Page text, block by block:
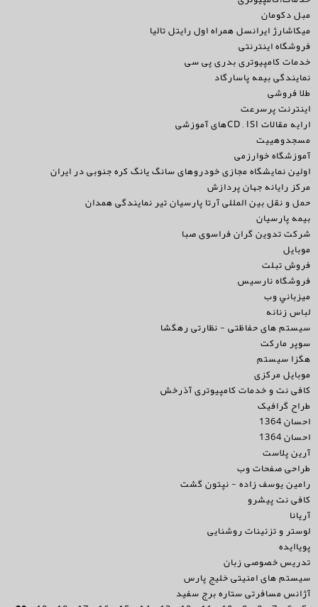
مبل دکومان
میکاشارژ ایرانسل همراه اول رایتل تالیا
فروشگاه اینترنتی
خدمات کامپیوتری بدری پی سی
نمایندگی بیمه پاسارگاد
طلا فروشی
اینترنت پرسرعت
ارایه مقالات CD , ISIهای آموزشی
مسجدوهییت
آموزشگاه خوارزمی
اولین نمایشگاه مجازی خودروهای سانگ یانگ کره جنوبی در ایران
مرکز رایانه جهان پردازش
حمل و نقل بین المللی آرتا پارسیان تیر نمایندگی همدان
بیمه پارسیان
شرکت تدوین گران فراسوی صبا
موبایل
فروش تبلت
فروشگاه نارسیس
ميزباني وب
لباس زنانه
سیستم های حفاظتی - نظارتی رهگشا
سوپر مارکت
هگزا سیستم
موبايل مركزى
کافی نت و خدمات کامپیوتری آذرخش
طراح گرافیک
احسان 1364
احسان 1364
آرین پلاست
طراحی صفحات وب
رامین یوسف زاده - نپتون گشت
کافی نت پیشرو
آریانا
لوستر و تزئینات روشنایی
پویاایده
تدریس خصوصی زبان
سیستم های امنیتی خلیج پارس
آژانس مسافرتی ستاره برج سفید